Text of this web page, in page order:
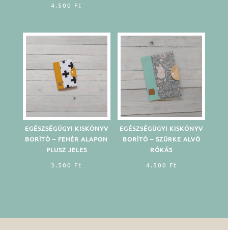
4.500 Ft
EGÉSZSÉGÜGYI KISKÖNYV
BORÌTÒ – FEHÉR ALAPON
PLUSZ JELES
3.500 Ft
EGÉSZSÉGÜGYI KISKÖNYV
BORÌTÒ – SZÜRKE ALVÓ
RÓKÁS
4.500 Ft